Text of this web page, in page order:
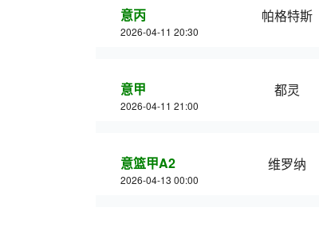
意丙
2026-04-11 20:30
帕格特斯
意甲
2026-04-11 21:00
都灵
意篮甲A2
2026-04-13 00:00
维罗纳